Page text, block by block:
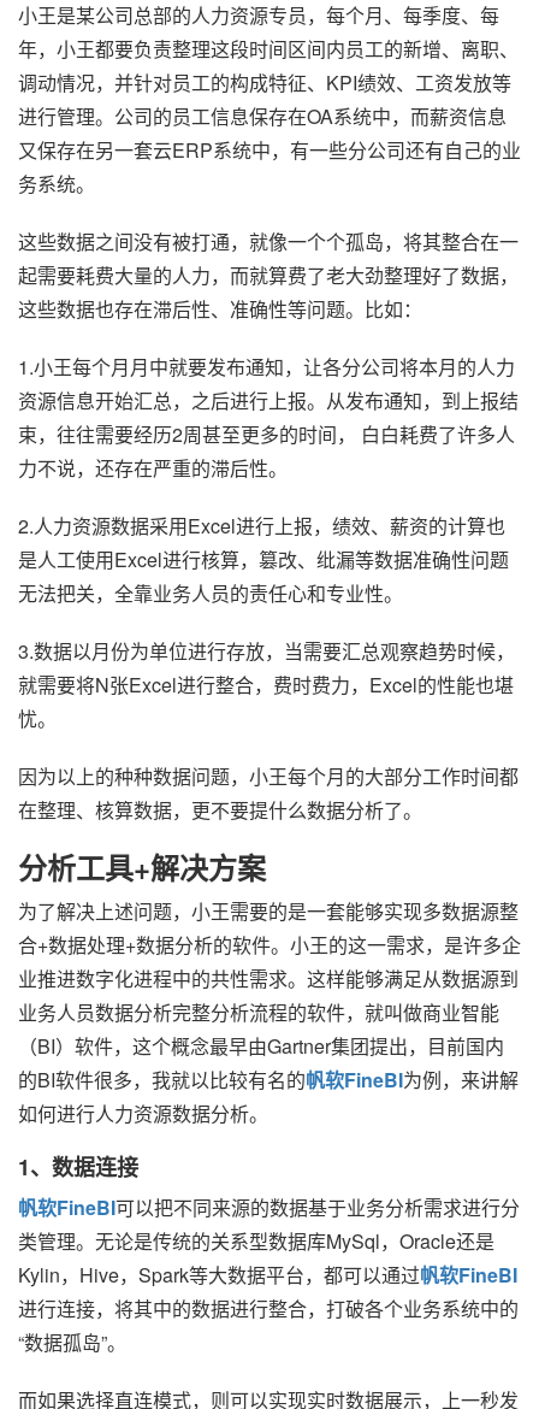
小王是某公司总部的人力资源专员，每个月、每季度、每
年，小王都要负责整理这段时间区间内员工的新增、离职、
调动情况，并针对员工的构成特征、KPI绩效、工资发放等
进行管理。公司的员工信息保存在OA系统中，而薪资信息
又保存在另一套云ERP系统中，有一些分公司还有自己的业
务系统。
这些数据之间没有被打通，就像一个个孤岛，将其整合在一
起需要耗费大量的人力，而就算费了老大劲整理好了数据，
这些数据也存在滞后性、准确性等问题。比如：
1.小王每个月月中就要发布通知，让各分公司将本月的人力
资源信息开始汇总，之后进行上报。从发布通知，到上报结
束，往往需要经历2周甚至更多的时间， 白白耗费了许多人
力不说，还存在严重的滞后性。
2.人力资源数据采用Excel进行上报，绩效、薪资的计算也
是人工使用Excel进行核算，篡改、纰漏等数据准确性问题
无法把关，全靠业务人员的责任心和专业性。
3.数据以月份为单位进行存放，当需要汇总观察趋势时候，
就需要将N张Excel进行整合，费时费力，Excel的性能也堪
忧。
因为以上的种种数据问题，小王每个月的大部分工作时间都
在整理、核算数据，更不要提什么数据分析了。
分析工具+解决方案
为了解决上述问题，小王需要的是一套能够实现多数据源整
合+数据处理+数据分析的软件。小王的这一需求，是许多企
业推进数字化进程中的共性需求。这样能够满足从数据源到
业务人员数据分析完整分析流程的软件，就叫做商业智能
（BI）软件，这个概念最早由Gartner集团提出，目前国内
的BI软件很多，我就以比较有名的帆软FineBI为例，来讲解
如何进行人力资源数据分析。
1、数据连接
帆软FineBI可以把不同来源的数据基于业务分析需求进行分
类管理。无论是传统的关系型数据库MySql，Oracle还是
Kylin，Hive，Spark等大数据平台，都可以通过帆软FineBI
进行连接，将其中的数据进行整合，打破各个业务系统中的
“数据孤岛”。
而如果选择直连模式，则可以实现实时数据展示，上一秒发